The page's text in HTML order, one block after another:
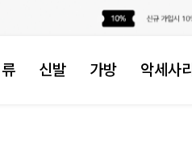
신발 가방 악세사리